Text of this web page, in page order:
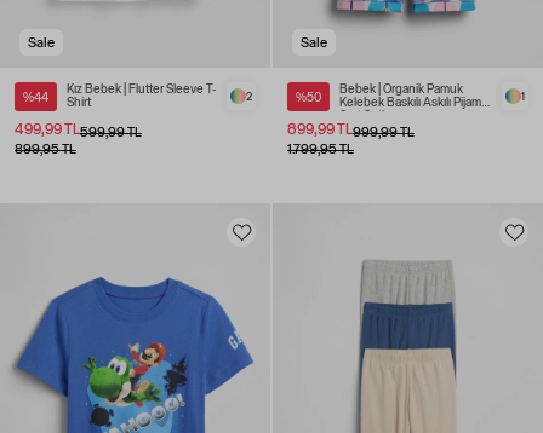
Sale
%44
Kız Bebek | Flutter Sleeve T-
Shirt
599,99 TL
499,99 TL
2
899,95 TL
Sale
%50
Bebek | Organik Pamuk
Kelebek Baskılı Askılı Pijama
999,99 TL
899,99 TL
1
1.799,95 TL